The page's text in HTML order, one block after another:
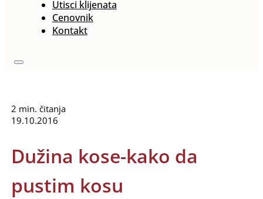
Utisci klijenata
Cenovnik
Kontakt
2 min. čitanja
19.10.2016
Dužina kose-kako da
pustim kosu